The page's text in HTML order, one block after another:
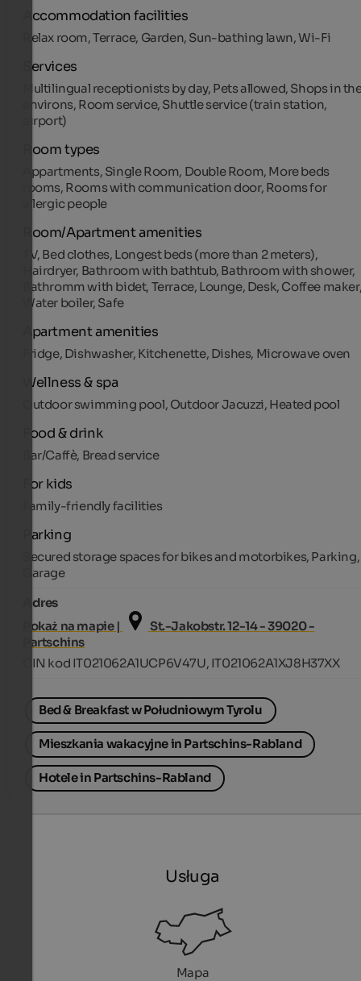
Accommodation facilities
Relax room, Terrace, Garden, Sun-bathing lawn, Wi-Fi
Services
Multilingual receptionists by day, Pets allowed, Shops in
environs, Room service, Shuttle service (train station,
airport)
Room types
Appartments, Single Room, Double Room, More beds
rooms, Rooms with communication door, Rooms for
allergic people
Room/Apartment amenities
TV, Bed clothes, Longest beds (more than 2 meters),
Hairdryer, Bathroom with bathtub, Bathroom with shower,
Bathromm with bidet, Terrace, Lounge, Desk, Coffee
Water boiler, Safe
Apartment amenities
Fridge, Dishwasher, Kitchenette, Dishes, Microwave oven
Wellness & spa
Outdoor swimming pool, Outdoor Jacuzzi, Heated pool
Food & drink
Bar/Caffè, Bread service
For kids
Family-friendly facilities
Parking
Secured storage spaces for bikes and motorbikes, Parking,
Garage
Adres
Pokaż na mapie |
St.-Jakobstr. 12-14 - 39020 -
Partschins
CIN kod IT021062A1UCP6V47U, IT021062A1XJ8H37XX
Bed & Breakfast w Południowym Tyrolu
Mieszkania wakacyjne in Partschins-Rabland
Hotele in Partschins-Rabland
Usługa
Mapa